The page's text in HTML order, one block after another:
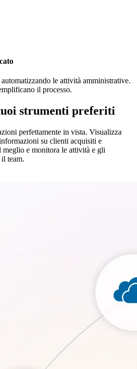
le attività amministrative.
il processo.
strumenti preferiti
perfettamente in vista. Visualizza
su clienti acquisiti e
meglio e monitora le attività e gli
team.